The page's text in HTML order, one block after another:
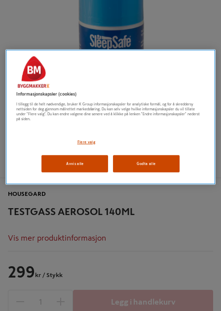
TESTGASS AEROSOL 140ML
HOUSEGARD
Vis mer produktinformasjon
299 kr / Stykk
1 produkter
Legg i handlekurv
Informasjonskapsler (cookies)
I tillegg til de helt nødvendige, bruker K Group informasjonskapsler for analytiske formål, og for å skreddersy
nettsiden for deg gjennom målrettet markedsføring. Du kan selv velge hvilke informasjonskapsler du vil tillate
under "Flere valg". Du kan endre valgene dine senere ved å klikke på lenken "Endre informasjonskapsler" nederst
på siden.
Flere valg
Avvis alle Godta alle